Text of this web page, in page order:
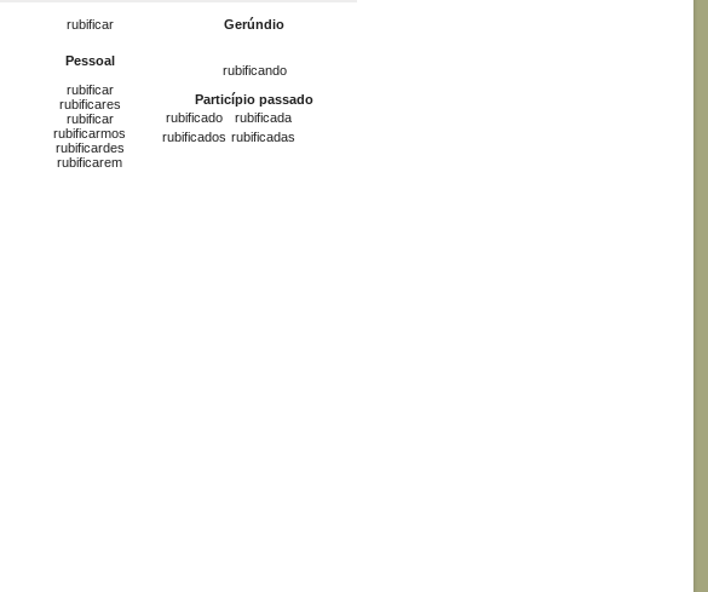
rubificar Gerúndio
Pessoal
rubificar
rubificares
rubificar
rubificarmos
rubificardes
rubificarem
rubificando
Particípio passado
rubificado
rubificada
rubificados rubificadas